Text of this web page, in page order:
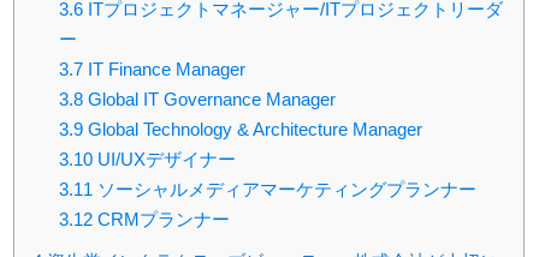
3.6 ITプロジェクトマネージャー/ITプロジェクトリーダ
ー
3.7 IT Finance Manager
3.8 Global IT Governance Manager
3.9 Global Technology & Architecture Manager
3.10 UI/UXデザイナー
3.11 ソーシャルメディアマーケティングプランナー
3.12 CRMプランナー